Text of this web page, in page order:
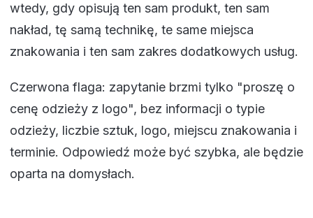
wtedy, gdy opisują ten sam produkt, ten sam
nakład, tę samą technikę, te same miejsca
znakowania i ten sam zakres dodatkowych usług.
Czerwona flaga: zapytanie brzmi tylko "proszę o
cenę odzieży z logo", bez informacji o typie
odzieży, liczbie sztuk, logo, miejscu znakowania i
terminie. Odpowiedź może być szybka, ale będzie
oparta na domysłach.